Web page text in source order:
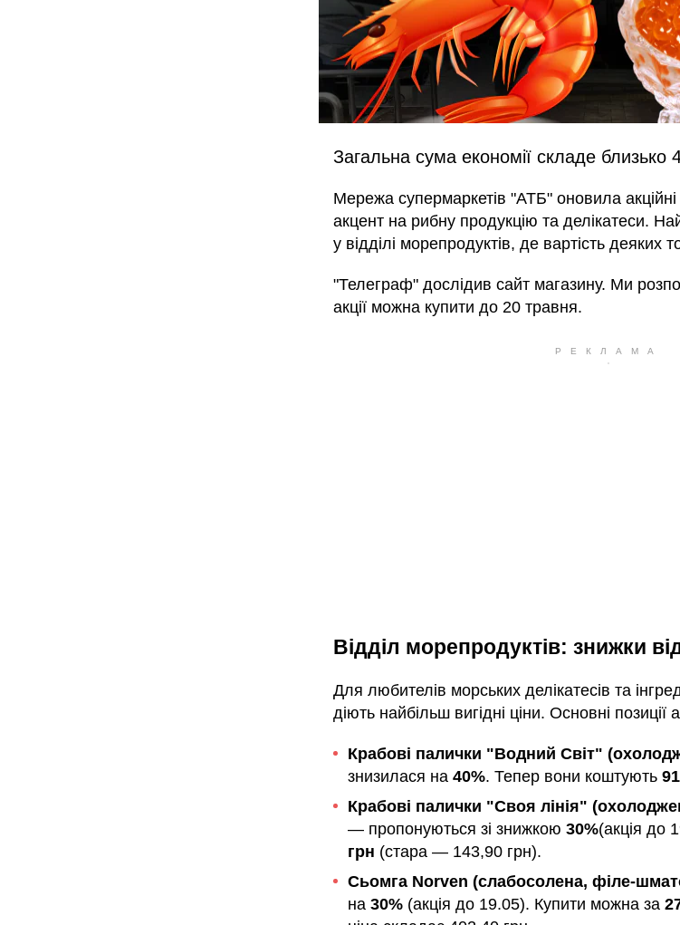
Загальна сума економії складе близько
Мережа супермаркетів "АТБ" оновила
акцент на рибну продукцію та делікатеси.
у відділі морепродуктів, де вартість деяких
"Телеграф" дослідив сайт магазину. Ми
акції можна купити до 20 травня.
Відділ морепродуктів: знижки
Для любителів морських делікатесів та
діють найбільш вигідні ціни. Основні позиції
Крабові палички "Водний Світ"
знизилася на 40%. Тепер вони коштують
Крабові палички "Своя лінія"
— пропонуються зі знижкою 30%(акція до
грн (стара — 143,90 грн).
Сьомга Norven (слабосолена, філе-
на 30% (акція до 19.05). Купити можна за